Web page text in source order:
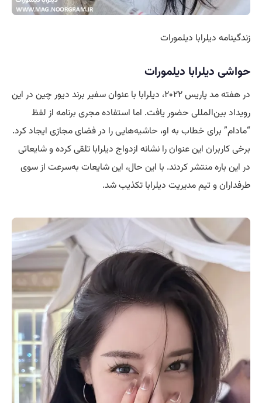
زندگینامه دیلرابا دیلمورات
حواشی دیلرابا دیلمورات
در هفته مد پاریس ۲۰۲۲، دیلرابا با عنوان سفیر برند دیور چین در این
رویداد بین‌المللی حضور یافت. اما استفاده مجری برنامه از لفظ
“مادام” برای خطاب به او، حاشیه‌هایی را در فضای مجازی ایجاد کرد.
برخی کاربران این عنوان را نشانه ازدواج دیلرابا تلقی کرده و شایعاتی
در این باره منتشر کردند. با این حال، این شایعات به‌سرعت از سوی
طرفداران و تیم مدیریت دیلرابا تکذیب شد.